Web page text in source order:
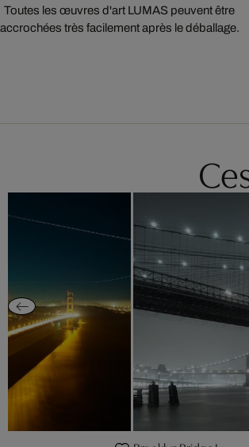
Toutes les œuvres d'art LUMAS peuvent être
accrochées très facilement après le déballage.